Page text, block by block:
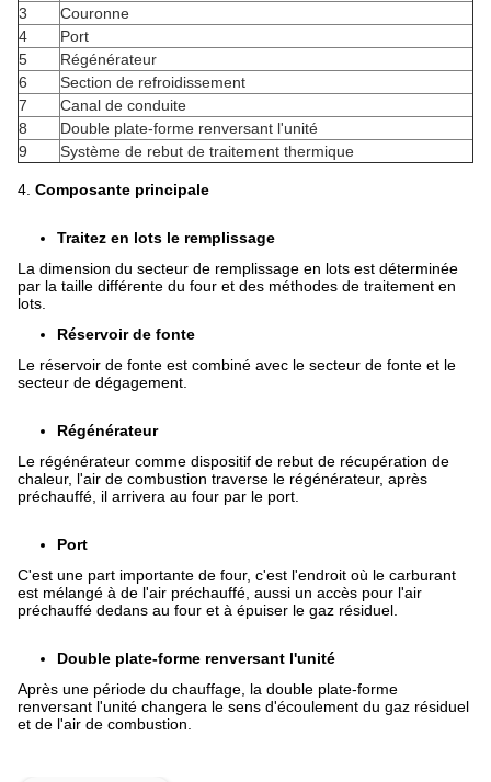
3
Couronne
4
Port
5
Régénérateur
6
Section de refroidissement
7
Canal de conduite
8
Double plate-forme renversant l'unité
9
Système de rebut de traitement thermique
4. Composante principale
Traitez en lots le remplissage
La dimension du secteur de remplissage en lots est déterminée
par la taille différente du four et des méthodes de traitement en
lots.
Réservoir de fonte
Le réservoir de fonte est combiné avec le secteur de fonte et le
secteur de dégagement.
Régénérateur
Le régénérateur comme dispositif de rebut de récupération de
chaleur, l'air de combustion traverse le régénérateur, après
préchauffé, il arrivera au four par le port.
Port
C'est une part importante de four, c'est l'endroit où le carburant
est mélangé à de l'air préchauffé, aussi un accès pour l'air
préchauffé dedans au four et à épuiser le gaz résiduel.
Double plate-forme renversant l'unité
Après une période du chauffage, la double plate-forme
renversant l'unité changera le sens d'écoulement du gaz résiduel
et de l'air de combustion.